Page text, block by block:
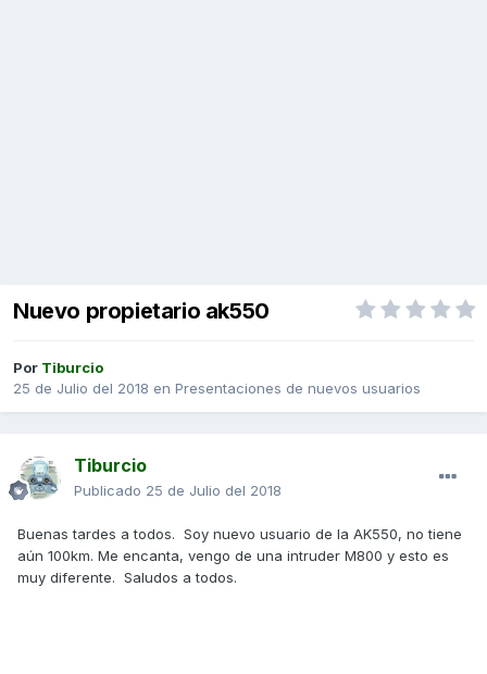
Nuevo propietario ak550
Por Tiburcio
25 de Julio del 2018 en Presentaciones de nuevos usuarios
Tiburcio
Publicado 25 de Julio del 2018
Buenas tardes a todos. Soy nuevo usuario de la AK550, no tiene
aún 100km. Me encanta, vengo de una intruder M800 y esto es
muy diferente. Saludos a todos.